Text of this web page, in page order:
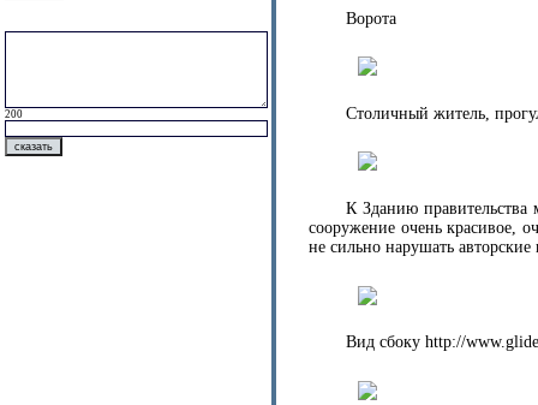
200
Ворота
Столичный житель,
К Зданию
сооружение очень красивое,
не сильно нарушать
Вид сбоку http://